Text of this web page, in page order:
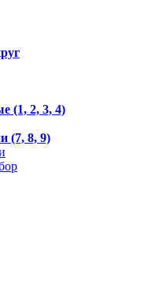
(1, 2, 3, 4)
(7, 8, 9)